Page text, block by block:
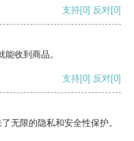
支持[0] 反对[0]
收到商品。
支持[0] 反对[0]
无限的隐私和安全性保护。